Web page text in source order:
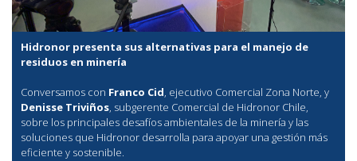
Hidronor presenta sus alternativas para el manejo de
residuos en minería
Conversamos con Franco Cid, ejecutivo Comercial Zona Norte, y
Denisse Triviños, subgerente Comercial de Hidronor Chile,
sobre los principales desafíos ambientales de la minería y las
soluciones que Hidronor desarrolla para apoyar una gestión más
eficiente y sostenible.